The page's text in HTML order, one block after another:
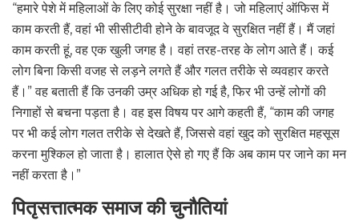
“हमारे पेशे में महिलाओं के लिए कोई सुरक्षा नहीं है। जो महिलाएं ऑफिस में
काम करती हैं, वहां भी सीसीटीवी होने के बावजूद वे सुरक्षित नहीं हैं। मैं जहां
काम करती हूं, वह एक खुली जगह है। वहां तरह-तरह के लोग आते हैं। कई
लोग बिना किसी वजह से लड़ने लगते हैं और गलत तरीके से व्यवहार करते
हैं।” वह बताती हैं कि उनकी उम्र अधिक हो गई है, फिर भी उन्हें लोगों की
निगाहों से बचना पड़ता है। वह इस विषय पर आगे कहती हैं, “काम की जगह
पर भी कई लोग गलत तरीके से देखते हैं, जिससे वहां खुद को सुरक्षित महसूस
करना मुश्किल हो जाता है। हालात ऐसे हो गए हैं कि अब काम पर जाने का मन
नहीं करता है।”
पितृसत्तात्मक समाज की चुनौतियां